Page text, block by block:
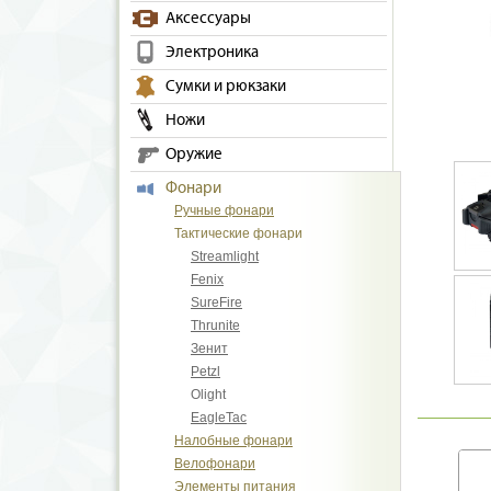
Аксессуары
Электроника
Сумки и рюкзаки
Ножи
Оружие
Фонари
Ручные фонари
Тактические фонари
Streamlight
Fenix
SureFire
Thrunite
Зенит
Petzl
Olight
EagleTac
Налобные фонари
Велофонари
Элементы питания